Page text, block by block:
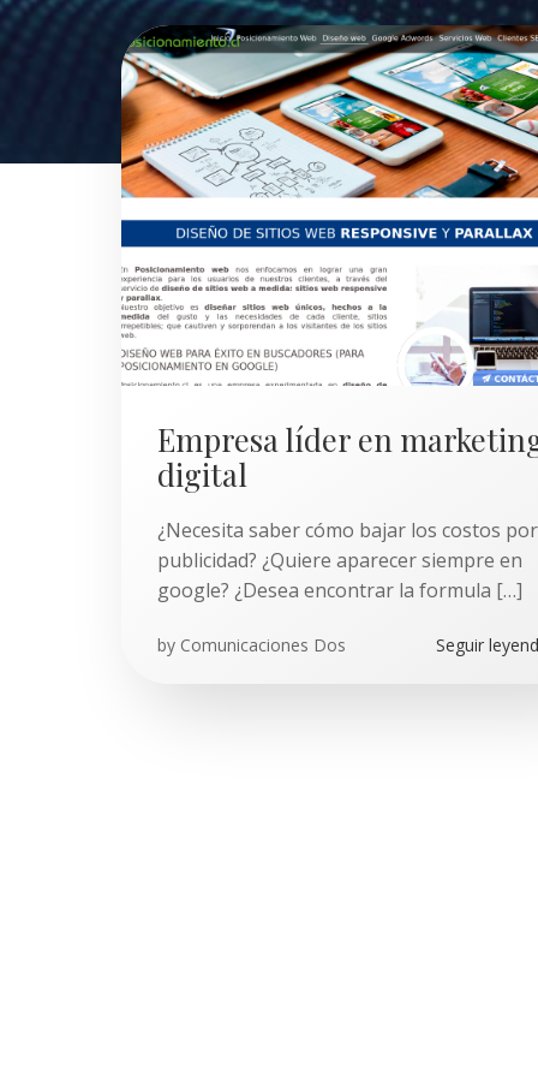
Empresa líder en
digital
¿Necesita saber cómo bajar los costos por
publicidad? ¿Quiere aparecer siempre en
google? ¿Desea encontrar la formula […]
by Comunicaciones Dos Seguir